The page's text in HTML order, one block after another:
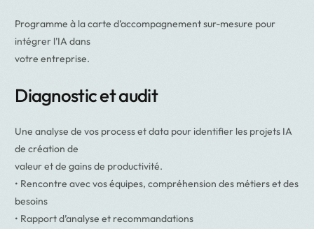
Programme à la carte d’accompagnement sur-mesure pour
intégrer l’IA dans
votre entreprise.
Diagnostic et audit
Une analyse de vos process et data pour identifier les projets IA
de création de
valeur et de gains de productivité.
• Rencontre avec vos équipes, compréhension des métiers et des
besoins
• Rapport d’analyse et recommandations